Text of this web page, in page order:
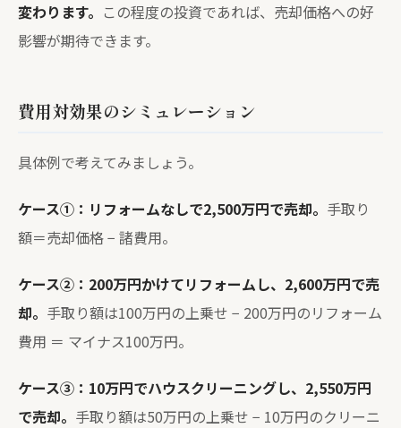
変わります。 この程度の投資であれば、売却価格への好
影響が期待できます。
費用対効果のシミュレーション
具体例で考えてみましょう。
ケース①：リフォームなしで2,500万円で売却。 手取り
額＝売却価格 − 諸費用。
ケース②：200万円かけてリフォームし、2,600万円で売
却。 手取り額は100万円の上乗せ − 200万円のリフォーム
費用 ＝ マイナス100万円。
ケース③：10万円でハウスクリーニングし、2,550万円
で売却。 手取り額は50万円の上乗せ − 10万円のクリーニ